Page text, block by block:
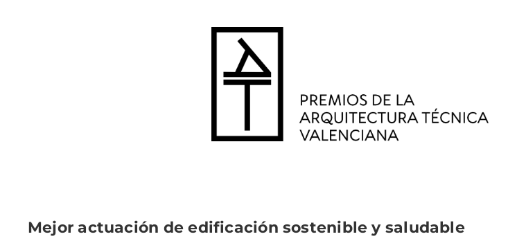
Mejor actuación de edificación sostenible y saludable